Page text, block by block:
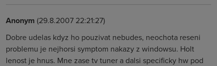
Anonym (29.8.2007 22:21:27)
Dobre udelas kdyz ho pouzivat nebudes, neochota reseni
problemu je nejhorsi symptom nakazy z windowsu. Holt
lenost je hnus. Mne zase tv tuner a dalsi specificky hw pod